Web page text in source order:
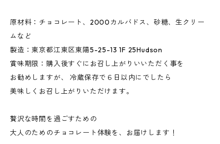
原材料：チョコレート、2000カルバドス、砂糖、生クリー
ムなど
製造：東京都江東区東陽5-25-13 1F 25Hudson
賞味期限：購入後すぐにお召し上がりいいただく事を
お勧めしますが、 冷蔵保存で６日以内にでしたら
美味しくお召し上がりいただけます。
贅沢な時間を過ごすための
大人のためのチョコレート体験を、お届けします！